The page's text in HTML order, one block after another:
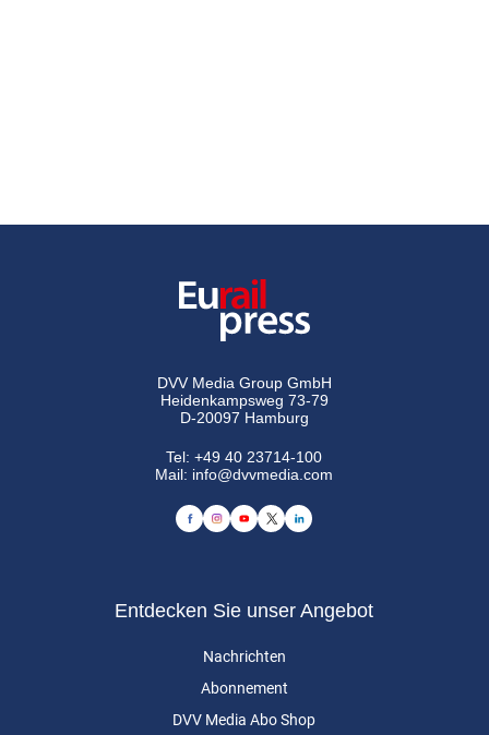
DVV Media Group GmbH
Heidenkampsweg 73-79
D-20097 Hamburg
Tel:+49 40 23714-100
Mail: info@dvvmedia.com
Entdecken Sie unser Angebot
Nachrichten
Abonnement
DVV Media Abo Shop